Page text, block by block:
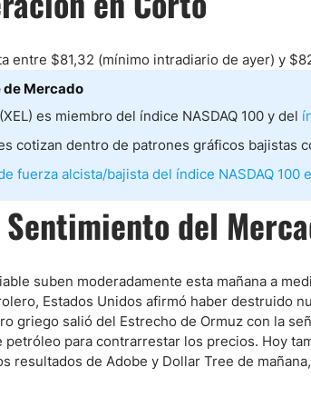
Todos los índices
Mercado Libre (MELI)
entre $81,32 (mínimo intradiario de ayer) y
de Mercado
es miembro del índice NASDAQ 100 y del
cotizan dentro de patrones gráficos bajistas
fuerza alcista/bajista del índice NASDAQ 100
del
suben moderadamente esta mañana a
Estados Unidos afirmó haber destruido
griego salió del Estrecho de Ormuz con la
petróleo para contrarrestar los precios. Hoy
resultados de Adobe y Dollar Tree de